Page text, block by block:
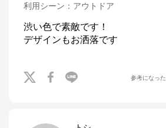
利用シーン ： アウトドア
渋い色で素敵です！
デザインもお洒落です
参考になった